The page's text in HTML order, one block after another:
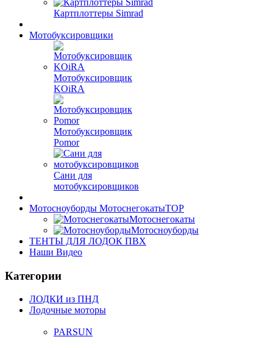
Картплоттеры Simrad
Мотобуксировщики
Мотобуксировщик
KOiRA
Мотобуксировщик
Pomor
Сани для
мотобуксировщиков
Мотосноуборды МотоснегокатыTOP
Мотоснегокаты
Мотосноуборды
ТЕНТЫ ДЛЯ ЛОДОК ПВХ
Наши Видео
Категории
ЛОДКИ из ПНД
Лодочные моторы
PARSUN